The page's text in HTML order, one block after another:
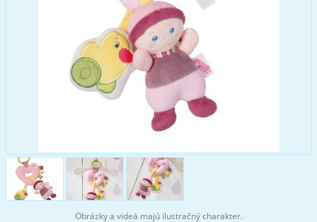
Obrázky a videá majú ilustračný charakter.